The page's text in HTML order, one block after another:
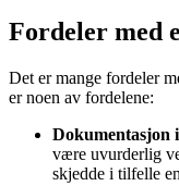
Fordeler med
Det er mange fordeler
er noen av fordelene:
Dokumentasjon
være uvurderlig
skjedde i tilfelle